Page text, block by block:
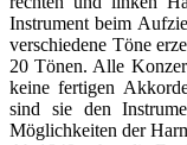
Instrument beim
verschiedene Töne
20 Tönen. Alle
keine fertigen
sind sie den
Möglichkeiten der